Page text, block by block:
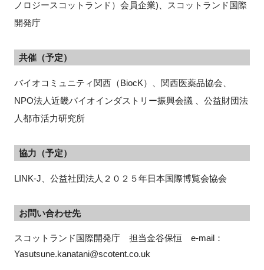
ノロジースコットランド）会員企業)、スコットランド国際
開発庁
共催（予定）
バイオコミュニティ関西（BiocK）、関西医薬品協会、
NPO法人近畿バイオインダストリー振興会議 、公益財団法
人都市活力研究所
協力（予定）
LINK-J、公益社団法人２０２５年日本国際博覧会協会
お問い合わせ先
スコットランド国際開発庁　担当金谷保恒　e-mail：
Yasutsune.kanatani@scotent.co.uk